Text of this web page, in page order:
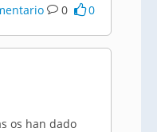
0 0
os han dado